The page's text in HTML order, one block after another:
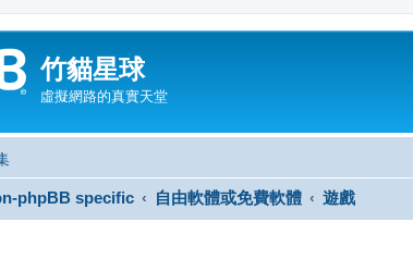
竹貓星球
虛擬網路的真實天堂
phpBB specific 自由軟體或免費軟體 遊戲